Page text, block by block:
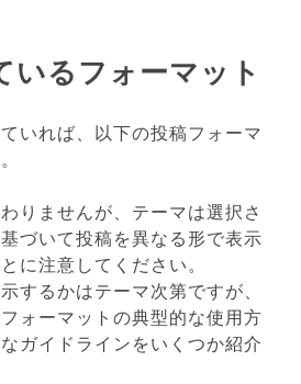
いるフォーマット
いれば、以下の投稿フォーマ
りませんが、テーマは選択さ
づいて投稿を異なる形で表示
に注意してください。
するかはテーマ次第ですが、
ォーマットの典型的な使用方
ガイドラインをいくつか紹介